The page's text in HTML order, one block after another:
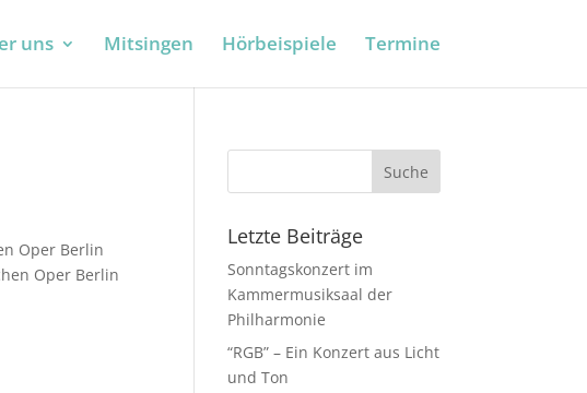
uns Mitsingen Hörbeispiele Termine
Oper Berlin
Oper Berlin
Letzte Beiträge
Sonntagskonzert im
Kammermusiksaal der
Philharmonie
“RGB” – Ein Konzert aus Licht
und Ton